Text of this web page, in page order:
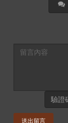
驗證
送出留言